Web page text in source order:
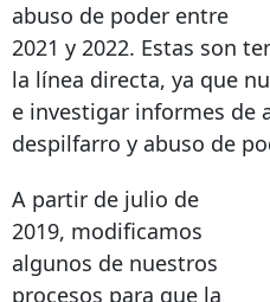
abuso de poder entre
2021 y 2022. Estas son
la línea directa, ya que
e investigar informes de
despilfarro y abuso de
A partir de julio de
2019, modificamos
algunos de nuestros
procesos para que la